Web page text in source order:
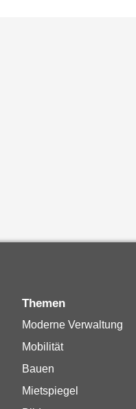
Themen
Moderne Verwaltung
Mobilität
Bauen
Mietspiegel